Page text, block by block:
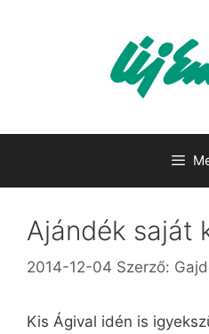
Ajándék saját
2014-12-04 Szerző:
Kis Ágival idén is